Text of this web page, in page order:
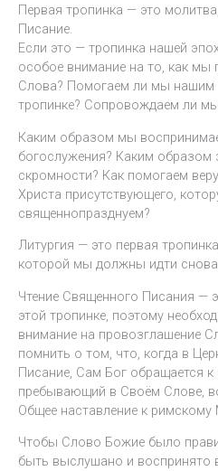
Первая тропинка — это
Писание.
Если это — тропинка нашей
особое внимание на то, как мы
Слова? Помогаем ли мы нашим
тропинке? Сопровождаем ли
Каким образом мы
богослужения? Каким образом
скромности? Как помогаем
Христа присутствующего,
священнопразднуем?
Литургия — это первая
которой мы должны идти
Чтение Священного Писания —
этой тропинке, поэтому
внимание на провозглашение
помнить о том, что, когда в
Писание, Сам Бог обращается
пребывающий в Своём Слове,
Общее наставление к римскому
Чтобы Слово Божие было
быть выслушано и воспринято